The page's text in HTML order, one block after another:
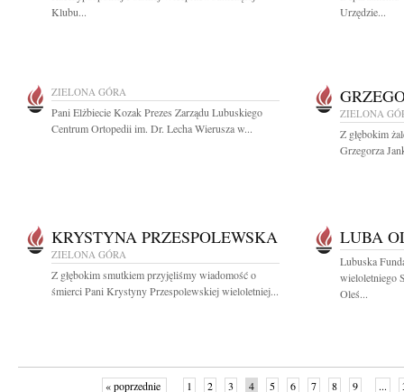
Klubu...
Urzędzie...
ZIELONA GÓRA
Pani Elżbiecie Kozak Prezes Zarządu Lubuskiego
Centrum Ortopedii im. Dr. Lecha Wierusza w...
ZIELONA
Z głębokim
Grzegorza
KRYSTYNA PRZESPOLEWSKA
ZIELONA GÓRA
Z głębokim smutkiem przyjęliśmy wiadomość o
śmierci Pani Krystyny Przespolewskiej wieloletniej...
LUBA
Lubuska
wieloletniego
Oleś...
« poprzednie 1 2 3 4 5 6 7 8 9 ...